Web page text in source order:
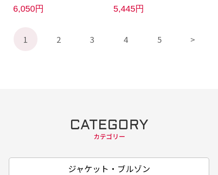
6,050円 5,445円
1 2 3 4 5
CATEGORY
カテゴリー
ジャケット・ブルゾン